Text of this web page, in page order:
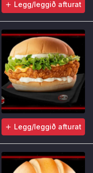
Legg/leggið afturat
Legg/leggið afturat